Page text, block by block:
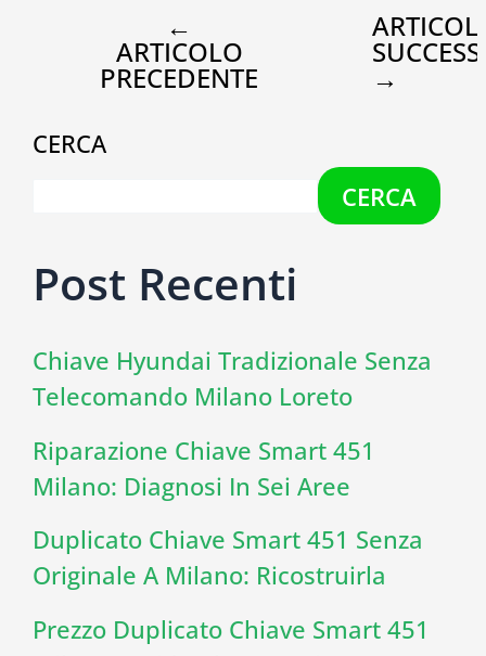
←
ARTICOLO
PRECEDENTE →
CERCA
CERCA
Post Recenti
Chiave Hyundai Tradizionale Senza
Telecomando Milano Loreto
Riparazione Chiave Smart 451
Milano: Diagnosi In Sei Aree
Duplicato Chiave Smart 451 Senza
Originale A Milano: Ricostruirla
Prezzo Duplicato Chiave Smart 451